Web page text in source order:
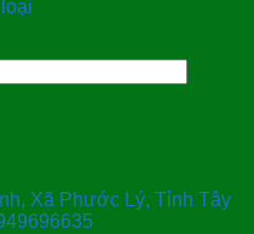
Xã Phước Lý, Tỉnh Tây